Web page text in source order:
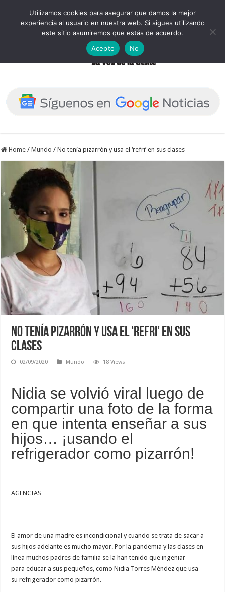
Home / Mundo / No tenía pizarrón y usa el ‘refri’ en sus clases
No tenía pizarrón y usa el ‘refri’ en sus
clases
02/09/2020 Mundo 18 Views
Nidia se volvió viral luego de
compartir una foto de la forma
en que intenta enseñar a sus
hijos… ¡usando el
refrigerador como pizarrón!
AGENCIAS
El amor de una madre es incondicional y cuando se trata de sacar a
sus hijos adelante es mucho mayor. Por la pandemia y las clases en
línea muchos padres de familia se la han tenido que ingeniar
para educar a sus pequeños, como Nidia Torres Méndez que usa
su refrigerador como pizarrón.
Utilizamos cookies para asegurar que damos la mejor
experiencia al usuario en nuestra web. Si sigues utilizando
este sitio asumiremos que estás de acuerdo.
Acepto
No